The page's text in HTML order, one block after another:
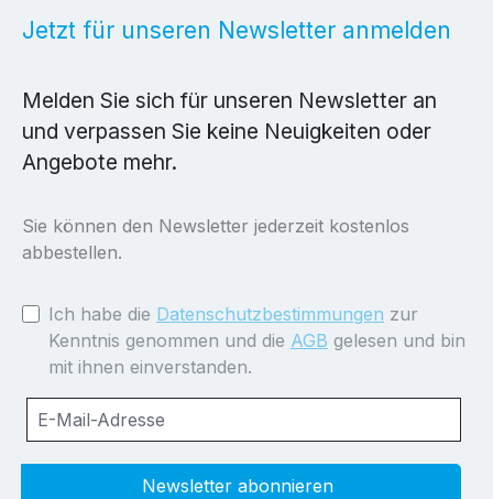
Jetzt für unseren Newsletter anmelden
Melden Sie sich für unseren Newsletter an
und verpassen Sie keine Neuigkeiten oder
Angebote mehr.
Sie können den Newsletter jederzeit kostenlos
abbestellen.
Ich habe die Datenschutzbestimmungen zur
Kenntnis genommen und die AGB gelesen und bin
mit ihnen einverstanden.
Newsletter abonnieren